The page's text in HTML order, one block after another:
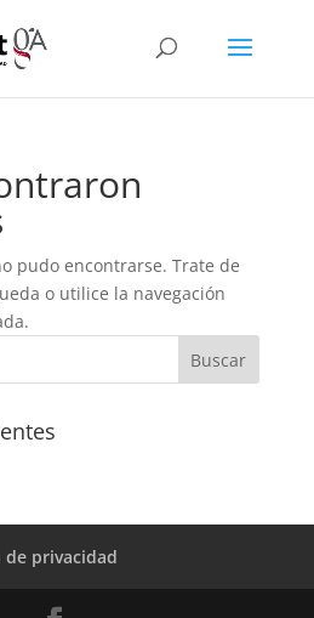
pudo encontrarse. Trate de
o utilice la navegación
de privacidad